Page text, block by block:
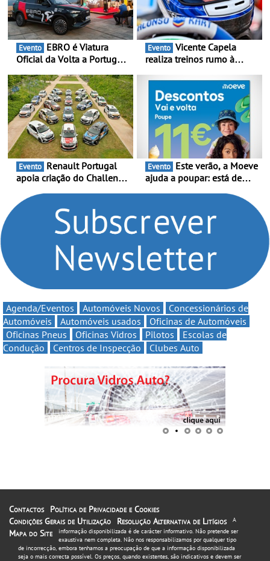
Evento
Oficial da Volta a Portugal
presença nacional ao lado
da mítica prova de ciclismo
e leva a sua gama SUV
multi-energia às estradas
de Portugal
Evento
realiza treinos rumo à
Portugal Karting e mira boa
estreia - O Campeonato
Portugal Karting 2026
decorre entre 1 de Março e
6 de Setembro
Evento
apoia criação do Challenge
compromisso com o
automobilismo nacional
continua em 2026
Evento
ajuda a poupar: está de
Volta” com descontos de
Agenda/Eventos Automóveis Novos
Concessionários de
Automóveis
Automóveis usados
Oficinas de Automóveis
Oficinas Pneus
Oficinas Vidros Pilotos
Escolas de
Condução
Centros de Inspecção Clubes Auto
Contactos
Política de Privacidade e Cookies
Condições Gerais de Utilização
Resolução Alternativa de Litígios
Mapa do Site
A
informação disponibilizada é de carácter informativo. Não pretende ser
exaustiva nem completa. Não nos responsabilizamos por qualquer tipo
de incorrecção, embora tenhamos a preocupação de que a informação disponibilizada
seja o mais correcta possível. Os preços, quando existentes, são indicativos e devem ser